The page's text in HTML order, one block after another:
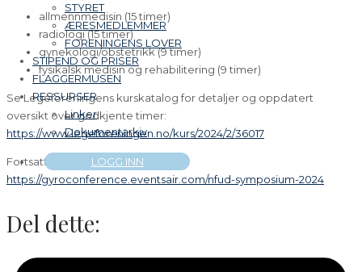
STYRET
ÆRESMEDLEMMER
FORENINGENS LOVER
STIPEND OG PRISER
FLAGGERMUSEN
RESSURSER
Linker
Dokumentarkiv
LOGG INN
allmennmedisin (15 timer)
radiologi (15 timer)
gynekologi/obstetrikk (9 timer)
fysikalsk medisin og rehabilitering (9 timer)
Se Legeforeningens kurskatalog for detaljer og oppdatert
oversikt over godkjente timer:
https://www.legeforeningen.no/kurs/2024/2/36017
Fortsatt ikke meldt deg på? –>
https://gyroconference.eventsair.com/nfud-symposium-2024
Del dette: